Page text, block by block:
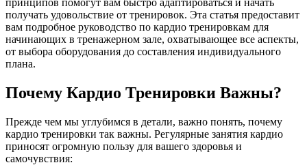
получать удовольствие от тренировок. Эта статья предоставит
вам подробное руководство по кардио тренировкам для
начинающих в тренажерном зале, охватывающее все аспекты,
от выбора оборудования до составления индивидуального
плана.
Почему Кардио Тренировки Важны?
Прежде чем мы углубимся в детали, важно понять, почему
кардио тренировки так важны. Регулярные занятия кардио
приносят огромную пользу для вашего здоровья и
самочувствия: